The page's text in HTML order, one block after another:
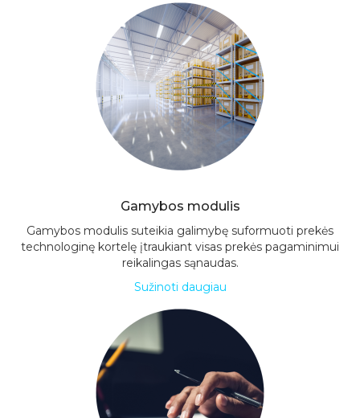
Gamybos modulis
Gamybos modulis suteikia galimybę suformuoti prekės
technologinę kortelę įtraukiant visas prekės pagaminimui
reikalingas sąnaudas.
Sužinoti daugiau